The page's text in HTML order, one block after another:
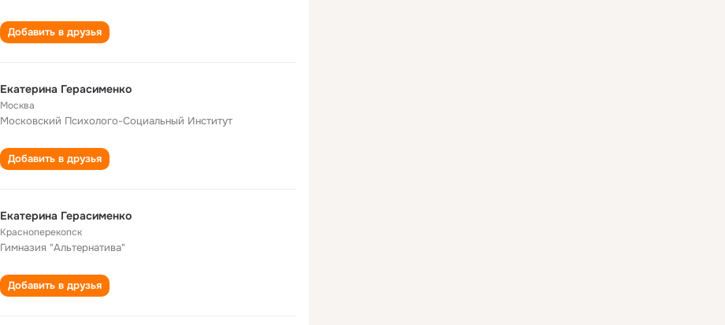
Добавить в друзья
Екатерина Герасименко
Москва
Московский Психолого-Социальный Институт
Добавить в друзья
Екатерина Герасименко
Красноперекопск
Гимназия "Альтернатива"
Добавить в друзья